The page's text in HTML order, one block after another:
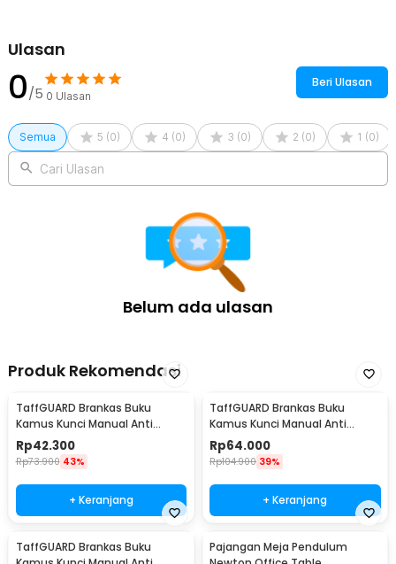
Ulasan
0/5 0 Ulasan
Beri Ulasan
Semua 5 (0) 4 (0) 3 (0) 2 (0) 1 (0)
Cari Ulasan
Belum ada ulasan
Produk Rekomendasi
TaffGUARD Brankas Buku
Kamus Kunci Manual Anti
Maling Hidden Safe Box Kecil -
KB-10L
Rp42.300
Rp73.900 43%
+ Keranjang
TaffGUARD Brankas Buku
Kamus Kunci Manual Anti
Maling Hidden Safe Box Sedang
- KB-10L
Rp64.000
Rp104.900 39%
+ Keranjang
TaffGUARD Brankas Buku
Pajangan Meja Pendulum